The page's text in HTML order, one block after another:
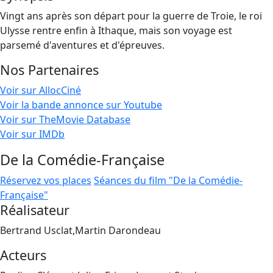
Vingt ans après son départ pour la guerre de Troie, le roi
Ulysse rentre enfin à Ithaque, mais son voyage est
parsemé d'aventures et d'épreuves.
Nos Partenaires
Voir sur AllocCiné
Voir la bande annonce sur Youtube
Voir sur TheMovie Database
Voir sur IMDb
De la Comédie-Française
Réservez vos places Séances du film "De la Comédie-
Française"
Réalisateur
Bertrand Usclat,Martin Darondeau
Acteurs